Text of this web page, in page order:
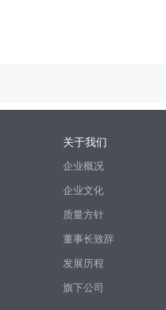
关于我们
企业概况
企业文化
质量方针
董事长致辞
发展历程
旗下公司